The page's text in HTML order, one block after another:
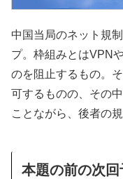
中国当局のネット規
プ。枠組みとはVPN
のを阻止するもの。
可するものの、その
ことながら、後者の
本題の前の次回